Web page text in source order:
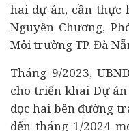
hai dự án, cần thực
Nguyên Chương,
Môi trường TP. Đà
Tháng 9/2023,
cho triển khai Dự
dọc hai bên đường
đến tháng 1/2024